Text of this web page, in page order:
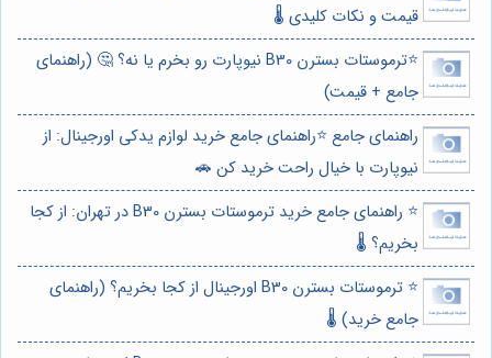
قیمت و نکات کلیدی 🌡️
⭐️ترموستات بسترن B30 نیوپارت رو بخرم یا نه؟ 🤔 (راهنمای
جامع + قیمت)
راهنمای جامع ⭐️راهنمای جامع خرید لوازم یدکی اورجینال: از
نیوپارت با خیال راحت خرید کن 🚗
⭐️ راهنمای جامع خرید ترموستات بسترن B30 در تهران: از کجا
بخریم؟ 🌡️
⭐️ ترموستات بسترن B30 اورجینال از کجا بخریم؟ (راهنمای
جامع خرید) 🌡️